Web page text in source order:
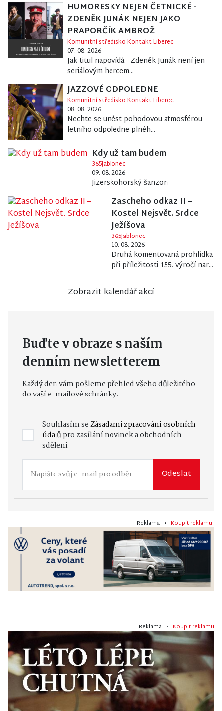
HUMORESKY NEJEN ČETNICKÉ -
ZDENĚK JUNÁK NEJEN JAKO
PRAPORČÍK AMBROŽ
Komunitní středisko Kontakt Liberec
07. 08. 2026
Jak titul napovídá - Zdeněk Junák není jen
seriálovým hercem...
JAZZOVÉ ODPOLEDNE
Komunitní středisko Kontakt Liberec
08. 08. 2026
Nechte se unést pohodovou atmosférou
letního odpoledne plnéh...
Kdy už tam budem
365Jablonec
09. 08. 2026
Jizerskohorský šanzon
Zascheho odkaz II –
Kostel Nejsvět. Srdce
Ježíšova
365Jablonec
10. 08. 2026
Druhá komentovaná prohlídka
při příležitosti 155. výročí nar...
Zobrazit kalendář akcí
Buďte v obraze s naším
denním newsletterem
Každý den vám pošleme přehled všeho důležitého
do vaší e-mailové schránky.
Souhlasím seZásadami zpracování osobních
údajůpro zasílání novinek a obchodních
sdělení
Odeslat
Reklama • Koupit reklamu
Reklama • Koupit reklamu